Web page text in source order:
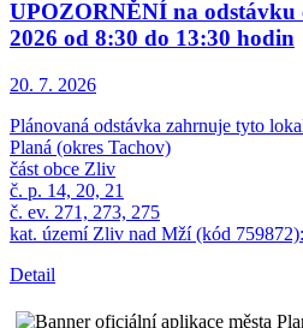
UPOZORNĚNÍ na odstávku
2026 od 8:30 do 13:30 hodin
20. 7. 2026
Plánovaná odstávka zahrnuje tyto
Planá (okres Tachov)
část obce Zliv
č. p. 14, 20, 21
č. ev. 271, 273, 275
kat. území Zliv nad Mží (kód
Detail